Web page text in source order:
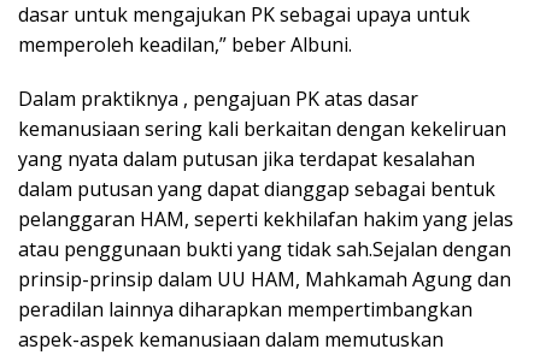
dasar untuk mengajukan PK sebagai upaya untuk
memperoleh keadilan,” beber Albuni.
Dalam praktiknya , pengajuan PK atas dasar
kemanusiaan sering kali berkaitan dengan kekeliruan
yang nyata dalam putusan jika terdapat kesalahan
dalam putusan yang dapat dianggap sebagai bentuk
pelanggaran HAM, seperti kekhilafan hakim yang jelas
atau penggunaan bukti yang tidak sah.Sejalan dengan
prinsip-prinsip dalam UU HAM, Mahkamah Agung dan
peradilan lainnya diharapkan mempertimbangkan
aspek-aspek kemanusiaan dalam memutuskan